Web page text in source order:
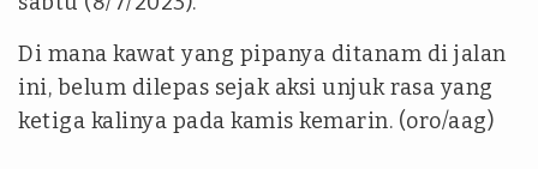
Di mana kawat yang pipanya ditanam di jalan
ini, belum dilepas sejak aksi unjuk rasa yang
ketiga kalinya pada kamis kemarin. (oro/aag)